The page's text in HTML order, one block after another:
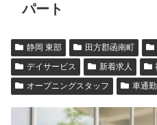
パート
静岡 東部 田方郡函南町
デイサービス
新着求人
オープニングスタッフ
車通